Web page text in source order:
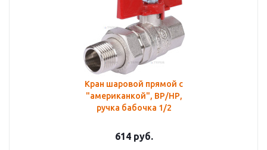
Кран шаровой прямой с
"американкой", ВР/НР,
ручка бабочка 1/2
614руб.